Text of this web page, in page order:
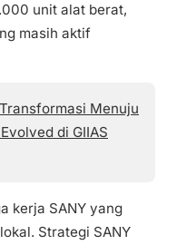
unit alat berat,
masih aktif
Menuju
di GIIAS
kerja SANY yang
Strategi SANY